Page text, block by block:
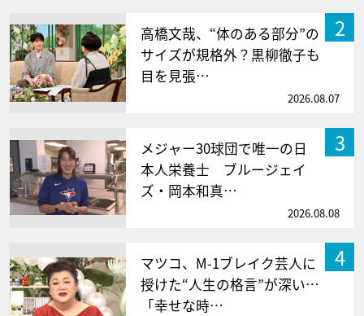
2
高橋文哉、“体のある部分”の
サイズが規格外？黒柳徹子も
目を見張…
2026.08.07
3
メジャー30球団で唯一の日
本人栄養士 ブルージェイ
ズ・岡本和真…
2026.08.08
4
マツコ、M-1ブレイク芸人に
授けた“人生の格言”が深い…
「幸せな時…